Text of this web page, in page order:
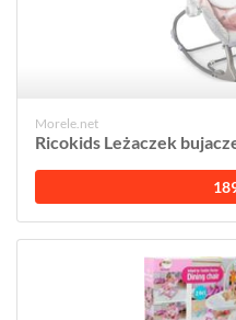
Morele.net
Ricokids Leżaczek